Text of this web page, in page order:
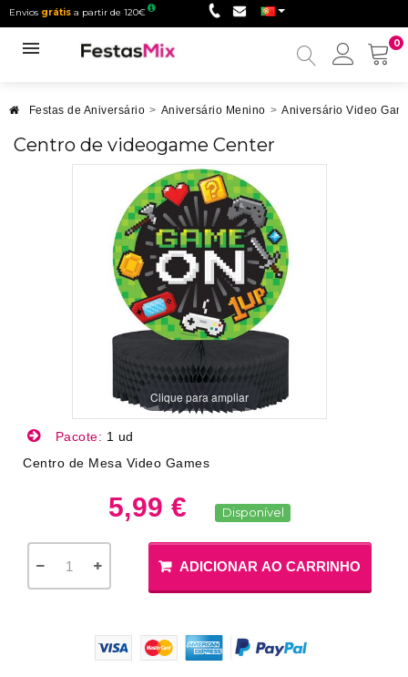
Envios grátis a partir de 120€
0
Minha
Festas de Aniversário > Aniversário Menino > Aniversário Video
Centro de videogame Center
Clique para ampliar
Pacote: 1 ud
Centro de Mesa Video Games
5,99 € Disponível
ADICIONAR AO CARRINHO